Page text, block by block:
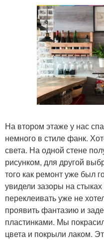
На втором этаже у нас
немного в стиле фанк.
света. На одной стене
рисунком, для другой
того как ремонт уже был
увидели зазоры на
переклеивать уже не
проявить фантазию и
пластинками. Мы
цвета и покрыли лаком.